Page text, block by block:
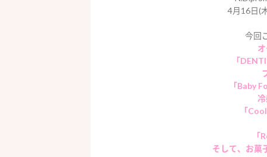
4月16日(
今回
「
「Baby
「
「
そして、お菓